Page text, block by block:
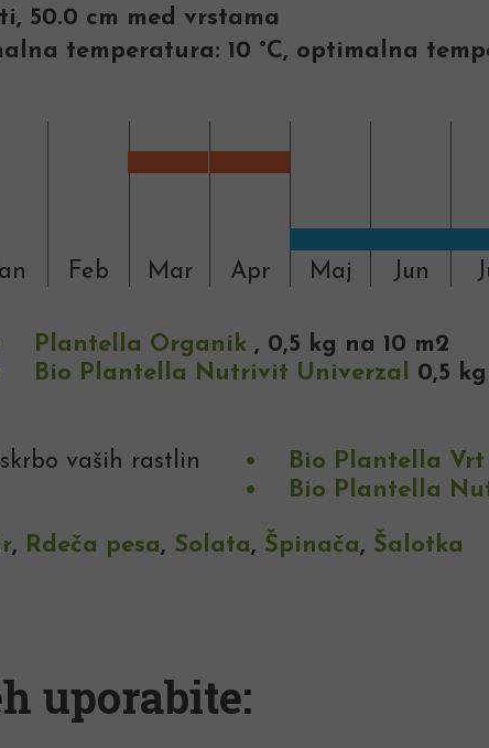
50.0 cm med vrstama
temperatura: 10 °C, optimalna
Feb Mar Apr Maj Jun
Plantella Organik , 0,5 kg na 10 m2
Bio Plantella Nutrivit Univerzal 0,5
vaših rastlin
Bio Plantella Vrt
Bio Plantella
, Rdeča pesa, Solata, Špinača, Šalotka
uporabite: